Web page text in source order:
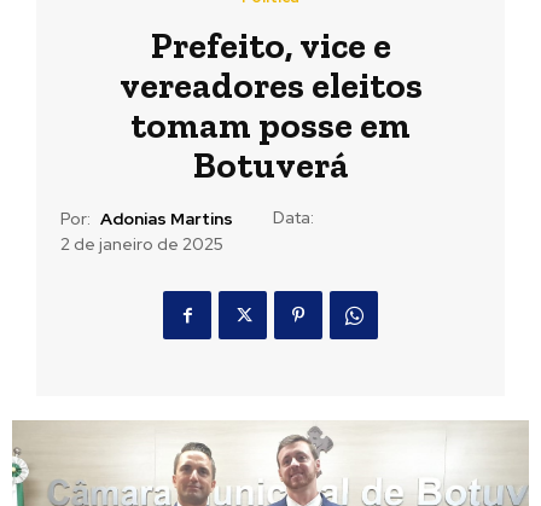
Prefeito, vice e
vereadores eleitos
tomam posse em
Botuverá
Por: Adonias Martins
Data:
2 de janeiro de 2025